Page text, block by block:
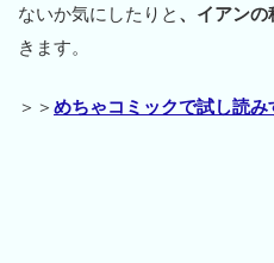
ないか気にしたりと
、イアン
きます。
＞＞ めちゃコミックで試し読み